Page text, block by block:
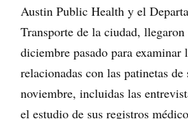
Austin Public Health y el
Transporte de la ciudad,
diciembre pasado para examinar
relacionadas con las patinetas de
noviembre, incluidas las
el estudio de sus registros